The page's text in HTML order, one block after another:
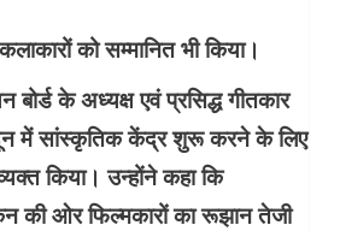
को सम्मानित भी किया।
बोर्ड के अध्यक्ष एवं प्रसिद्ध गीतकार
में सांस्कृतिक केंद्र शुरू करने के लिए
किया। उन्होंने कहा कि
की ओर फिल्मकारों का रूझान तेजी